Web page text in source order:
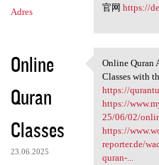
Adres
官网 https://
Online
Quran
Classes
23.06.2025
Online
Online Quran
Classes with
https://
https://
25/06/02/
https://
reporter.de/
quran-...